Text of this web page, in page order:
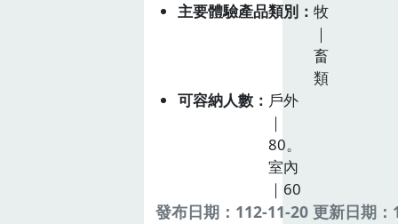
主要體驗產品類別
牧
｜
畜
類
可容納人數
戶外
｜
80。
室內
｜60
發布日期：112-11-20 更新日期